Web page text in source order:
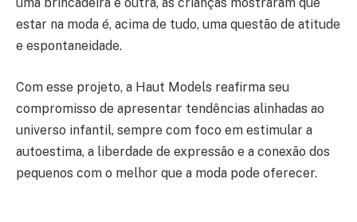
estar na moda é, acima de tudo, uma questão de atitude
e espontaneidade.
Com esse projeto, a Haut Models reafirma seu
compromisso de apresentar tendências alinhadas ao
universo infantil, sempre com foco em estimular a
autoestima, a liberdade de expressão e a conexão dos
pequenos com o melhor que a moda pode oferecer.